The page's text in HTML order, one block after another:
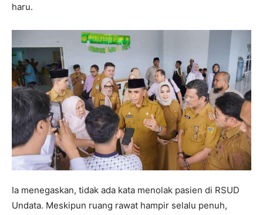
haru.
Ia menegaskan, tidak ada kata menolak pasien di RSUD
Undata. Meskipun ruang rawat hampir selalu penuh,